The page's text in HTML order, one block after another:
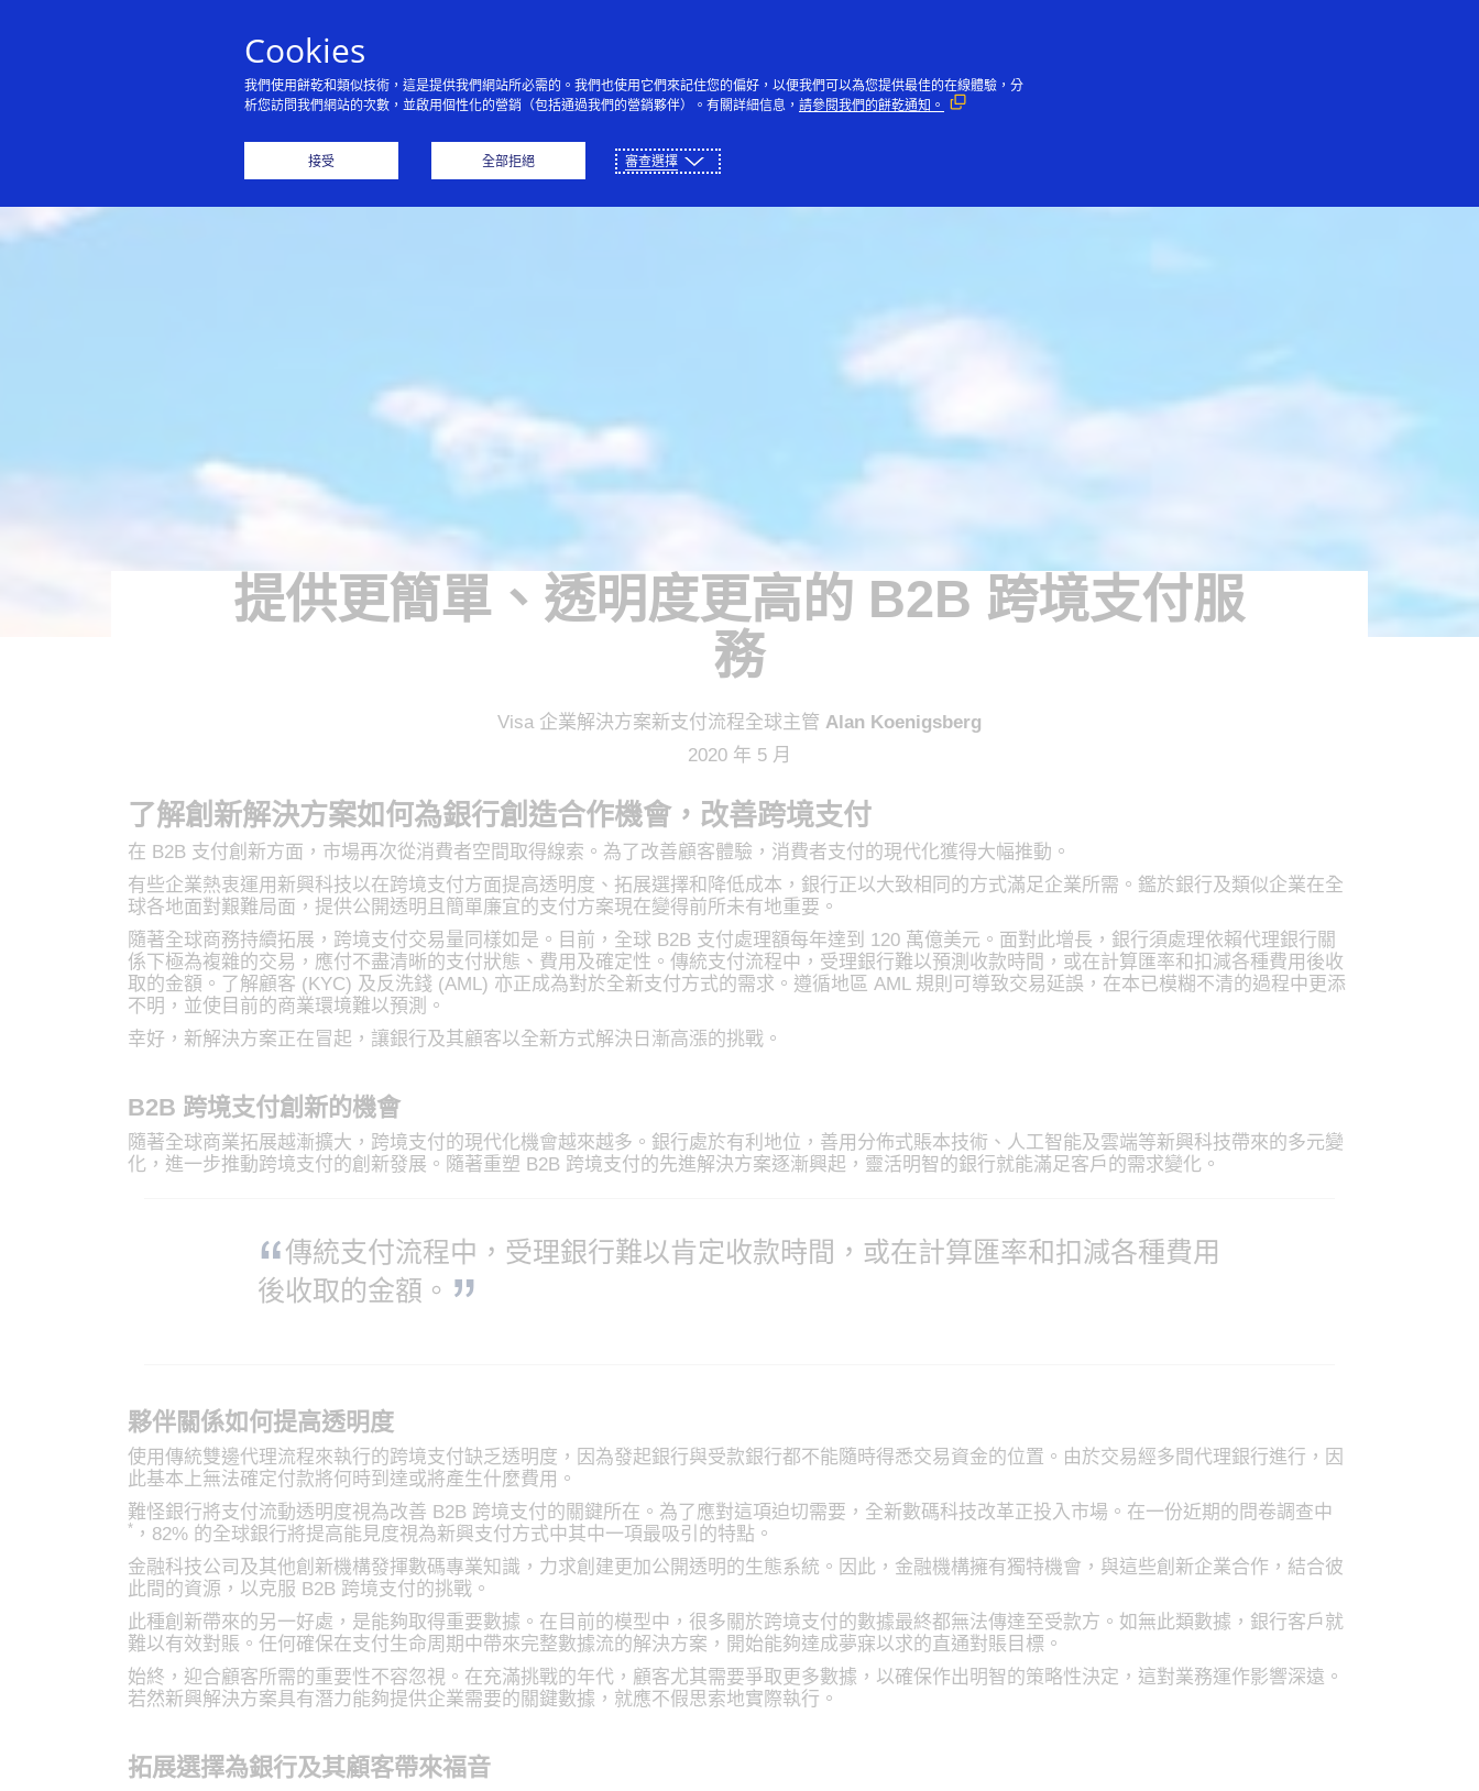
個人 企業與政府 創新者 社會大眾
Visa B2B Connect
提供更簡單、透明度更高的 B2B 跨境支付服
務
Visa 企業解決方案新支付流程全球主管 Alan Koenigsberg
2020 年 5 月
了解創新解決方案如何為銀行創造合作機會，改善跨境支付
在 B2B 支付創新方面，市場再次從消費者空間取得線索。為了改善顧客體驗，消費者支付的現代化獲得大幅推動。
有些企業熱衷運用新興科技以在跨境支付方面提高透明度、拓展選擇和降低成本，銀行正以大致相同的方式滿足企業所需。鑑於銀行及類似企業在全
球各地面對艱難局面，提供公開透明且簡單廉宜的支付方案現在變得前所未有地重要。
隨著全球商務持續拓展，跨境支付交易量同樣如是。目前，全球 B2B 支付處理額每年達到 120 萬億美元。面對此增長，銀行須處理依賴代理銀行關
係下極為複雜的交易，應付不盡清晰的支付狀態、費用及確定性。傳統支付流程中，受理銀行難以預測收款時間，或在計算匯率和扣減各種費用後收
取的金額。了解顧客 (KYC) 及反洗錢 (AML) 亦正成為對於全新支付方式的需求。遵循地區 AML 規則可導致交易延誤，在本已模糊不清的過程中更添
不明，並使目前的商業環境難以預測。
幸好，新解決方案正在冒起，讓銀行及其顧客以全新方式解決日漸高漲的挑戰。
B2B 跨境支付創新的機會
隨著全球商業拓展越漸擴大，跨境支付的現代化機會越來越多。銀行處於有利地位，善用分佈式賬本技術、人工智能及雲端等新興科技帶來的多元變
化，進一步推動跨境支付的創新發展。隨著重塑 B2B 跨境支付的先進解決方案逐漸興起，靈活明智的銀行就能滿足客戶的需求變化。
傳統支付流程中，受理銀行難以肯定收款時間，或在計算匯率和扣減各種費用
後收取的金額。
夥伴關係如何提高透明度
使用傳統雙邊代理流程來執行的跨境支付缺乏透明度，因為發起銀行與受款銀行都不能隨時得悉交易資金的位置。由於交易經多間代理銀行進行，因
此基本上無法確定付款將何時到達或將產生什麼費用。
難怪銀行將支付流動透明度視為改善 B2B 跨境支付的關鍵所在。為了應對這項迫切需要，全新數碼科技改革正投入市場。在一份近期的問卷調查中
* ，82% 的全球銀行將提高能見度視為新興支付方式中其中一項最吸引的特點。
金融科技公司及其他創新機構發揮數碼專業知識，力求創建更加公開透明的生態系統。因此，金融機構擁有獨特機會，與這些創新企業合作，結合彼
此間的資源，以克服 B2B 跨境支付的挑戰。
此種創新帶來的另一好處，是能夠取得重要數據。在目前的模型中，很多關於跨境支付的數據最終都無法傳達至受款方。如無此類數據，銀行客戶就
難以有效對賬。任何確保在支付生命周期中帶來完整數據流的解決方案，開始能夠達成夢寐以求的直通對賬目標。
始終，迎合顧客所需的重要性不容忽視。在充滿挑戰的年代，顧客尤其需要爭取更多數據，以確保作出明智的策略性決定，這對業務運作影響深遠。
若然新興解決方案具有潛力能夠提供企業需要的關鍵數據，就應不假思索地實際執行。
拓展選擇為銀行及其顧客帶來福音
Cookies
我們使用餅乾和類似技術，這是提供我們網站所必需的。我們也使用它們來記住您的偏好，以便我們可以為您提供最佳的在線體驗，分
析您訪問我們網站的次數，並啟用個性化的營銷（包括通過我們的營銷夥伴）。有關詳細信息， 請參閱我們的餅乾通知。
接受 全部拒絕 審查選擇